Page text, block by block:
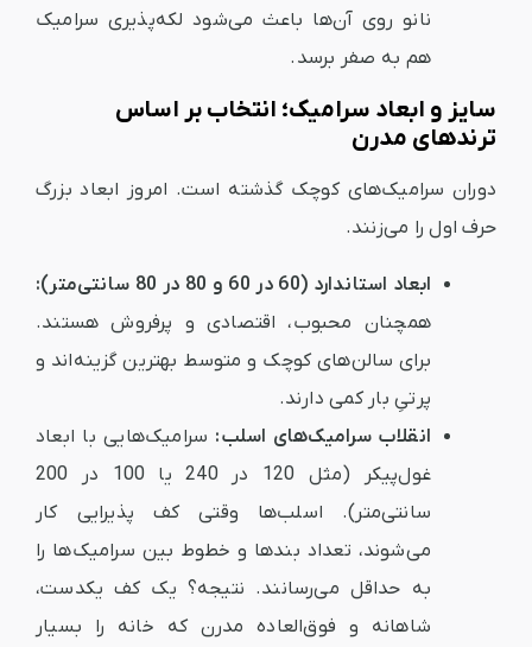
نانو روی آن‌ها باعث می‌شود لکه‌پذیری سرامیک
هم به صفر برسد.
سایز و ابعاد سرامیک؛ انتخاب بر اساس
ترندهای مدرن
دوران سرامیک‌های کوچک گذشته است. امروز ابعاد بزرگ
حرف اول را می‌زنند.
ابعاد استاندارد (60 در 60 و 80 در 80 سانتی‌متر):
همچنان محبوب، اقتصادی و پرفروش هستند.
برای سالن‌های کوچک و متوسط بهترین گزینه‌اند و
پرتیِ بار کمی دارند.
انقلاب سرامیک‌های اسلب: سرامیک‌هایی با ابعاد
غول‌پیکر (مثل 120 در 240 یا 100 در 200
سانتی‌متر). اسلب‌ها وقتی کف پذیرایی کار
می‌شوند، تعداد بندها و خطوط بین سرامیک‌ها را
به حداقل می‌رسانند. نتیجه؟ یک کف یکدست،
شاهانه و فوق‌العاده مدرن که خانه را بسیار